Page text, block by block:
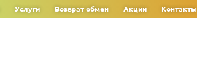
Услуги Возврат обмен Акции Контакты